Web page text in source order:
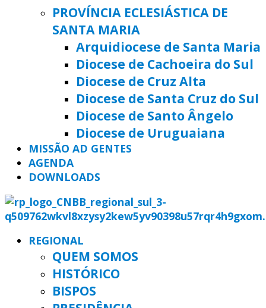
PROVÍNCIA ECLESIÁSTICA DE
SANTA MARIA
Arquidiocese de Santa Maria
Diocese de Cachoeira do Sul
Diocese de Cruz Alta
Diocese de Santa Cruz do Sul
Diocese de Santo Ângelo
Diocese de Uruguaiana
MISSÃO AD GENTES
AGENDA
DOWNLOADS
REGIONAL
QUEM SOMOS
HISTÓRICO
BISPOS